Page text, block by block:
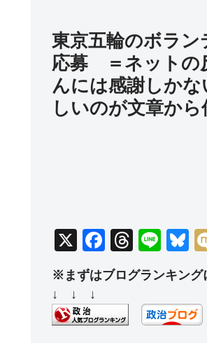
東京五輪のボラ
応募 ＝ネットの
んには感謝しか
しいのが文章から
X
F
a
c
e
b
T
hr
e
a
d
Li
e
e
sk
y
※まずはブログランキング
↓ ↓ ↓